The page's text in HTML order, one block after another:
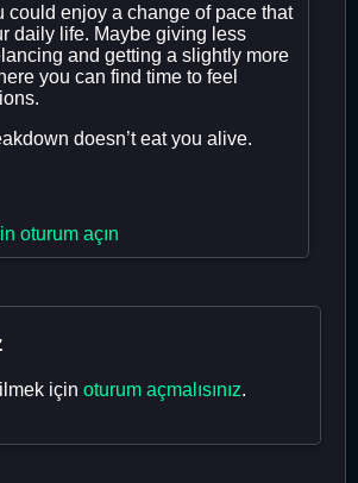
could enjoy a change of pace that
daily life. Maybe giving less
and getting a slightly more
you can find time to feel
doesn’t eat you alive.
oturum açın
için oturum açmalısınız.